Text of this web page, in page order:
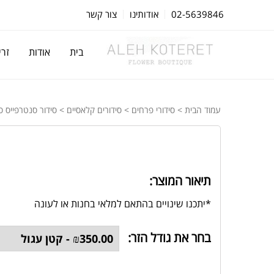
02-5639846 אודותינו צור קשר
בית אודות
עמוד הבית > סידורי פרחים > סידורים קלאסיים > סידור סנטרפייס
תיאור המוצר:
*יתכנו שינויים בהתאם למלאי בחנות או לעונה
בחר את גודל הזר: